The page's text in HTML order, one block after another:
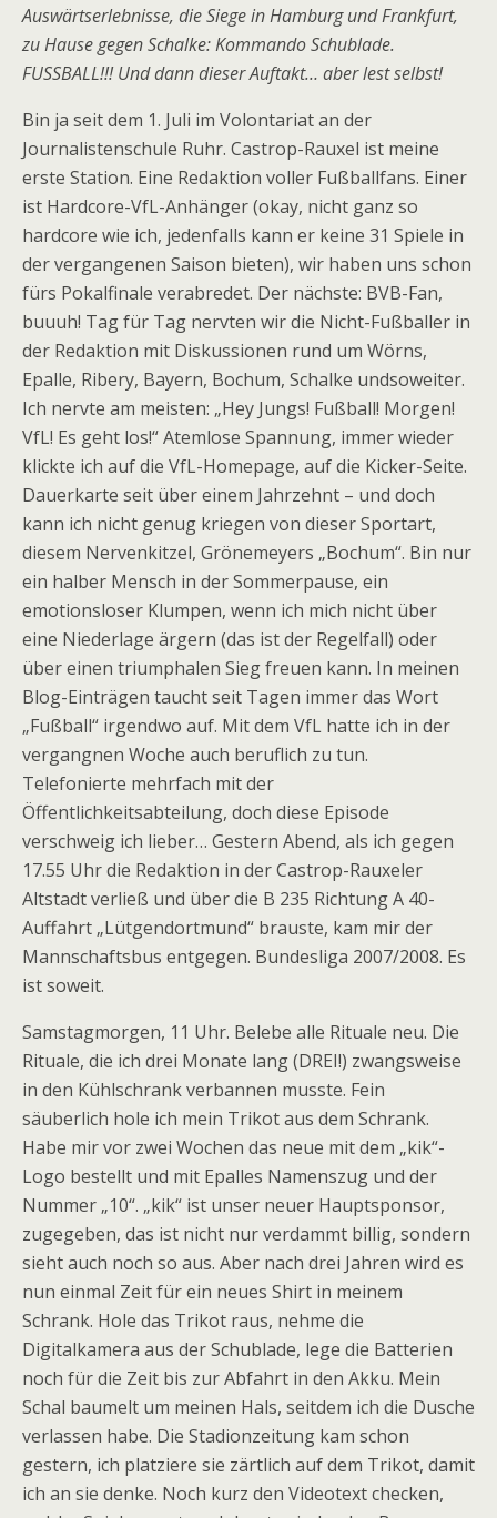
Auswärtserlebnisse, die Siege in Hamburg und Frankfurt,
zu Hause gegen Schalke: Kommando Schublade.
FUSSBALL!!! Und dann dieser Auftakt… aber lest selbst!
Bin ja seit dem 1. Juli im Volontariat an der
Journalistenschule Ruhr. Castrop-Rauxel ist meine
erste Station. Eine Redaktion voller Fußballfans. Einer
ist Hardcore-VfL-Anhänger (okay, nicht ganz so
hardcore wie ich, jedenfalls kann er keine 31 Spiele in
der vergangenen Saison bieten), wir haben uns schon
fürs Pokalfinale verabredet. Der nächste: BVB-Fan,
buuuh! Tag für Tag nervten wir die Nicht-Fußballer in
der Redaktion mit Diskussionen rund um Wörns,
Epalle, Ribery, Bayern, Bochum, Schalke undsoweiter.
Ich nervte am meisten: „Hey Jungs! Fußball! Morgen!
VfL! Es geht los!“ Atemlose Spannung, immer wieder
klickte ich auf die VfL-Homepage, auf die Kicker-Seite.
Dauerkarte seit über einem Jahrzehnt – und doch
kann ich nicht genug kriegen von dieser Sportart,
diesem Nervenkitzel, Grönemeyers „Bochum“. Bin nur
ein halber Mensch in der Sommerpause, ein
emotionsloser Klumpen, wenn ich mich nicht über
eine Niederlage ärgern (das ist der Regelfall) oder
über einen triumphalen Sieg freuen kann. In meinen
Blog-Einträgen taucht seit Tagen immer das Wort
„Fußball“ irgendwo auf. Mit dem VfL hatte ich in der
vergangnen Woche auch beruflich zu tun.
Telefonierte mehrfach mit der
Öffentlichkeitsabteilung, doch diese Episode
verschweig ich lieber… Gestern Abend, als ich gegen
17.55 Uhr die Redaktion in der Castrop-Rauxeler
Altstadt verließ und über die B 235 Richtung A 40-
Auffahrt „Lütgendortmund“ brauste, kam mir der
Mannschaftsbus entgegen. Bundesliga 2007/2008. Es
ist soweit.
Samstagmorgen, 11 Uhr. Belebe alle Rituale neu. Die
Rituale, die ich drei Monate lang (DREI!) zwangsweise
in den Kühlschrank verbannen musste. Fein
säuberlich hole ich mein Trikot aus dem Schrank.
Habe mir vor zwei Wochen das neue mit dem „kik“-
Logo bestellt und mit Epalles Namenszug und der
Nummer „10“. „kik“ ist unser neuer Hauptsponsor,
zugegeben, das ist nicht nur verdammt billig, sondern
sieht auch noch so aus. Aber nach drei Jahren wird es
nun einmal Zeit für ein neues Shirt in meinem
Schrank. Hole das Trikot raus, nehme die
Digitalkamera aus der Schublade, lege die Batterien
noch für die Zeit bis zur Abfahrt in den Akku. Mein
Schal baumelt um meinen Hals, seitdem ich die Dusche
verlassen habe. Die Stadionzeitung kam schon
gestern, ich platziere sie zärtlich auf dem Trikot, damit
ich an sie denke. Noch kurz den Videotext checken,